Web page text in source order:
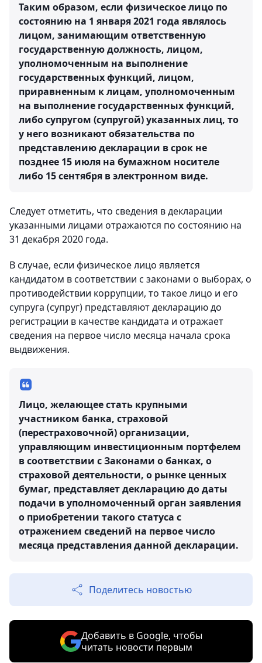
Таким образом, если физическое лицо по
состоянию на 1 января 2021 года являлось
лицом, занимающим ответственную
государственную должность, лицом,
уполномоченным на выполнение
государственных функций, лицом,
приравненным к лицам, уполномоченным
на выполнение государственных функций,
либо супругом (супругой) указанных лиц, то
у него возникают обязательства по
представлению декларации в срок не
позднее 15 июля на бумажном носителе
либо 15 сентября в электронном виде.
Следует отметить, что сведения в декларации
указанными лицами отражаются по состоянию на
31 декабря 2020 года.
В случае, если физическое лицо является
кандидатом в соответствии с законами о выборах, о
противодействии коррупции, то такое лицо и его
супруга (супруг) представляют декларацию до
регистрации в качестве кандидата и отражает
сведения на первое число месяца начала срока
выдвижения.
Лицо, желающее стать крупными
участником банка, страховой
(перестраховочной) организации,
управляющим инвестиционным портфелем
в соответствии с Законами о банках, о
страховой деятельности, о рынке ценных
бумаг, представляет декларацию до даты
подачи в уполномоченный орган заявления
о приобретении такого статуса с
отражением сведений на первое число
месяца представления данной декларации.
Поделитесь новостью
Добавить в Google, чтобы
читать новости первым